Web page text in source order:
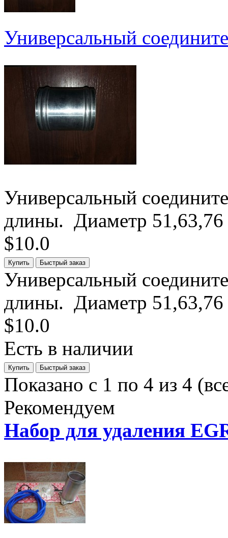
Универсальный
Универсальный
длины. Диаметр
$10.0
Универсальный
длины. Диаметр
$10.0
Есть в наличии
Показано с 1 по 4 из 4
Рекомендуем
Набор для удаления